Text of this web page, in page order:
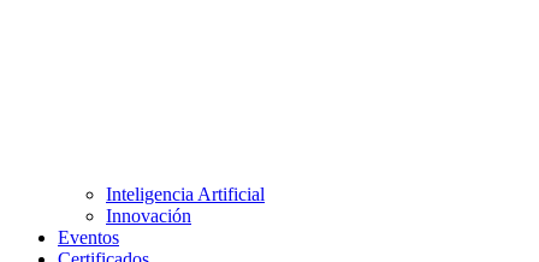
Inteligencia Artificial
Innovación
Eventos